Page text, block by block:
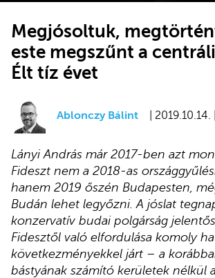
Megjósoltuk,
este megszűnt a
Élt tíz évet
Ablonczy Bálint | 2019.10.14. |
Lányi András már 2017-ben azt
Fideszt nem a 2018-as
hanem 2019 őszén Budapesten,
Budán lehet legyőzni. A jóslat
konzervatív budai polgárság
Fidesztől való elfordulása komoly
következményekkel járt – a
bástyának számító kerületek nélkül